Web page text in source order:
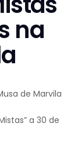
na
de Marvila
a 30 de